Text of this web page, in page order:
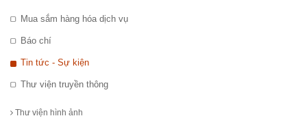
Mua sắm hàng hóa dịch vụ
Báo chí
Tin tức - Sự kiện
Thư viện truyền thông
Thư viện hình ảnh